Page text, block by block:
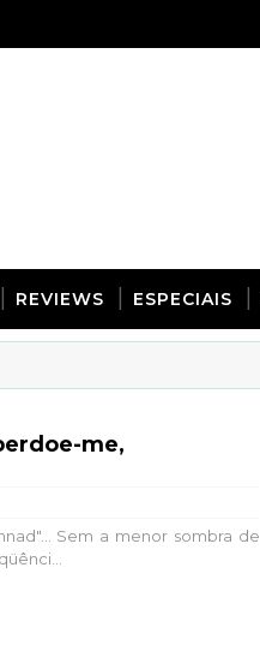
REVIEWS ESPECIAIS
me,
Sem a menor sombra de